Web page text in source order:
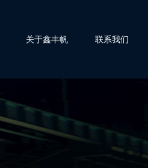
关于鑫丰帆 联系我们